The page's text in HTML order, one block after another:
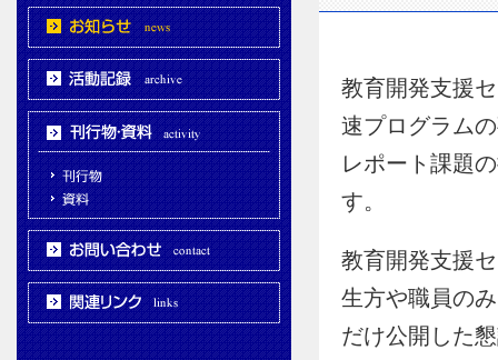
教育開発支援
速プログラム
レポート課題
す。
教育開発支援
生方や職員の
だけ公開した